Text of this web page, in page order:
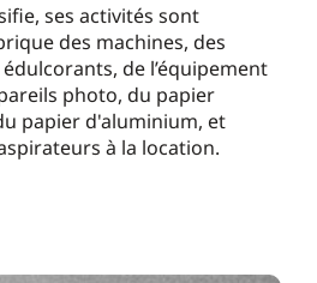
ses activités sont
des machines, des
de l’équipement
photo, du papier
papier d'aluminium, et
à la location.